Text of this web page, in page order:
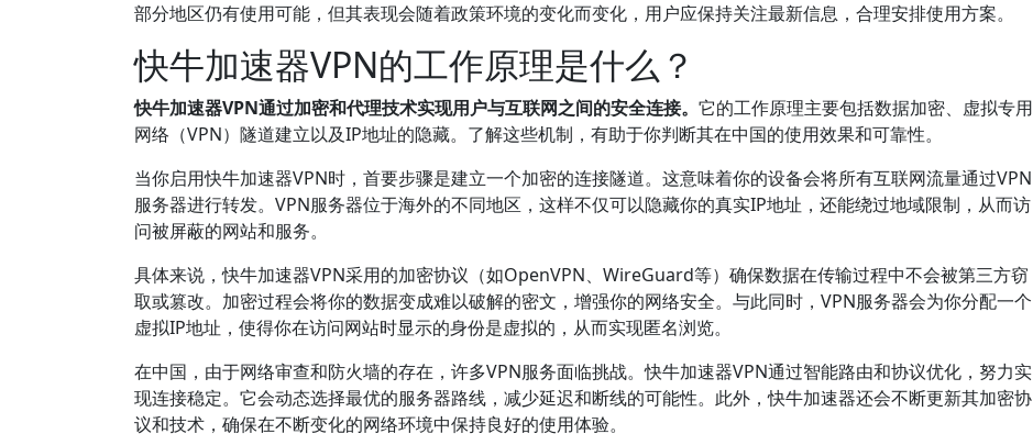
部分地区仍有使用可能，但其表现会随着政策环境的变化而变化，用户应保持关注最新信息，合理安排使用方案。
快牛加速器VPN的工作原理是什么？
快牛加速器VPN通过加密和代理技术实现用户与互联网之间的安全连接。 它的工作原理主要包括数据加密、虚拟专用
网络（VPN）隧道建立以及IP地址的隐藏。了解这些机制，有助于你判断其在中国的使用效果和可靠性。
当你启用快牛加速器VPN时，首要步骤是建立一个加密的连接隧道。这意味着你的设备会将所有互联网流量通过VPN
服务器进行转发。VPN服务器位于海外的不同地区，这样不仅可以隐藏你的真实IP地址，还能绕过地域限制，从而访
问被屏蔽的网站和服务。
具体来说，快牛加速器VPN采用的加密协议（如OpenVPN、WireGuard等）确保数据在传输过程中不会被第三方窃
取或篡改。加密过程会将你的数据变成难以破解的密文，增强你的网络安全。与此同时，VPN服务器会为你分配一个
虚拟IP地址，使得你在访问网站时显示的身份是虚拟的，从而实现匿名浏览。
在中国，由于网络审查和防火墙的存在，许多VPN服务面临挑战。快牛加速器VPN通过智能路由和协议优化，努力实
现连接稳定。它会动态选择最优的服务器路线，减少延迟和断线的可能性。此外，快牛加速器还会不断更新其加密协
议和技术，确保在不断变化的网络环境中保持良好的使用体验。